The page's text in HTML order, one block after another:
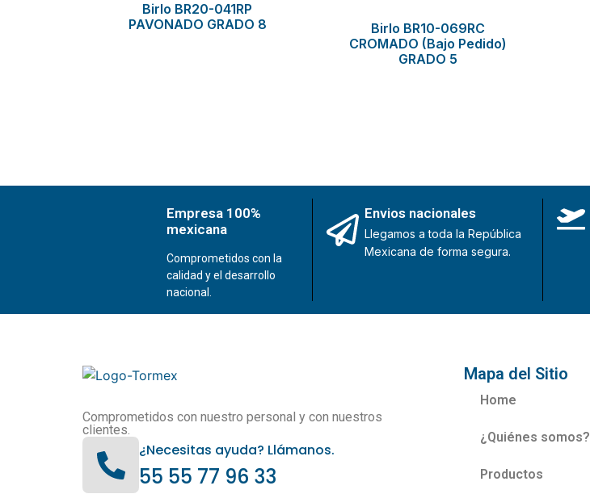
Birlo BR20-041RP
PAVONADO GRADO 8
Birlo BR10-069RC
CROMADO (Bajo Pedido)
GRADO 5
Empresa 100%
mexicana
Comprometidos con la
calidad y el desarrollo
nacional.
Envios nacionales
Llegamos a toda la República
Mexicana de forma segura.
Comprometidos con nuestro personal y con nuestros
clientes.
¿Necesitas ayuda? Llámanos.
55 55 77 96 33
Mapa del Sitio
Home
¿Quiénes somos?
Productos